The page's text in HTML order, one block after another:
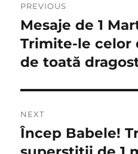
în
articole
PREVIOUS
Previous
post:
Mesaje de 1
Trimite-le celor
de toată
NEXT
Next
post:
Încep Babele!